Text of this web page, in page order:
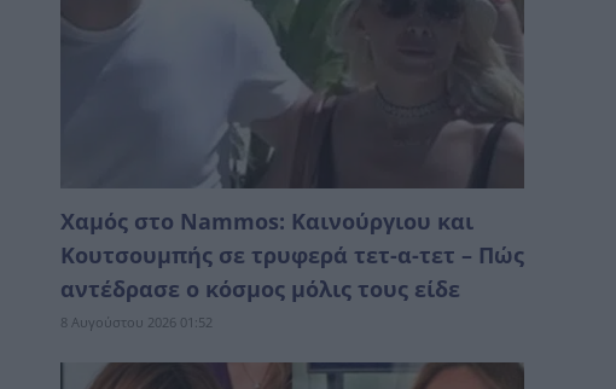
Χαμός στο Nammos: Καινούργιου και
Κουτσουμπής σε τρυφερά τετ-α-τετ – Πώς
αντέδρασε ο κόσμος μόλις τους είδε
8 Αυγούστου 2026 01:52